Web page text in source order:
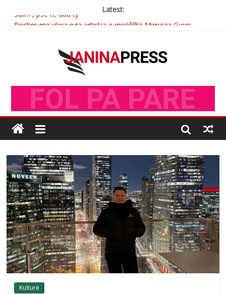
Latest:
Postim me vlera nga artistja e mirëfilltë Mimoza Gjoni
Brahim Çekaj njē veprimtar i respektuar i çeshtjës kombëtare
Kulturë